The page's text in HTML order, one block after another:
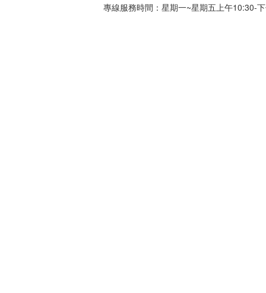
專線服務時間：星期一~星期五上午10:30-